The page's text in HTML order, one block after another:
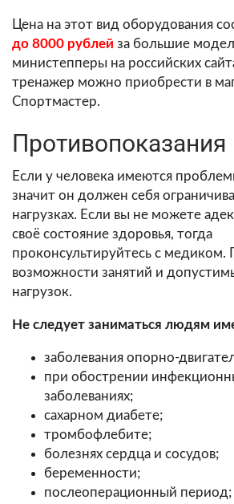
Цена на этот вид оборудования
до 8000 рублей за большие
министепперы на российских
тренажер можно приобрести в
Спортмастер.
Противопоказания
Если у человека имеются
значит он должен себя
нагрузках. Если вы не можете
своё состояние здоровья, тогда
проконсультируйтесь с медиком.
возможности занятий и
нагрузок.
Не следует заниматься людям
заболевания опорно-
при обострении
заболеваниях;
сахарном диабете;
тромбофлебите;
болезнях сердца и сосудов;
беременности;
послеоперационный период;